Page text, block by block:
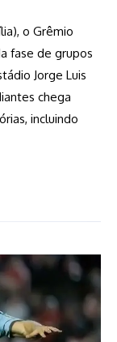
o Grêmio
fase de grupos
Jorge Luis
chega
incluindo